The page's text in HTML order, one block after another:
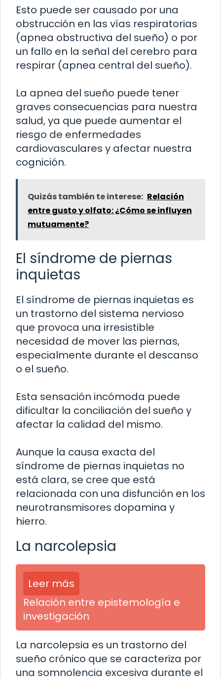
Esto puede ser causado por una
obstrucción en las vías respiratorias
(apnea obstructiva del sueño) o por
un fallo en la señal del cerebro para
respirar (apnea central del sueño).
La apnea del sueño puede tener
graves consecuencias para nuestra
salud, ya que puede aumentar el
riesgo de enfermedades
cardiovasculares y afectar nuestra
cognición.
Quizás también te interese: Relación
entre gusto y olfato: ¿Cómo se influyen
mutuamente?
El síndrome de piernas
inquietas
El síndrome de piernas inquietas es
un trastorno del sistema nervioso
que provoca una irresistible
necesidad de mover las piernas,
especialmente durante el descanso
o el sueño.
Esta sensación incómoda puede
dificultar la conciliación del sueño y
afectar la calidad del mismo.
Aunque la causa exacta del
síndrome de piernas inquietas no
está clara, se cree que está
relacionada con una disfunción en los
neurotransmisores dopamina y
hierro.
La narcolepsia
Leer más
Relación entre epistemología e
investigación
La narcolepsia es un trastorno del
sueño crónico que se caracteriza por
una somnolencia excesiva durante el